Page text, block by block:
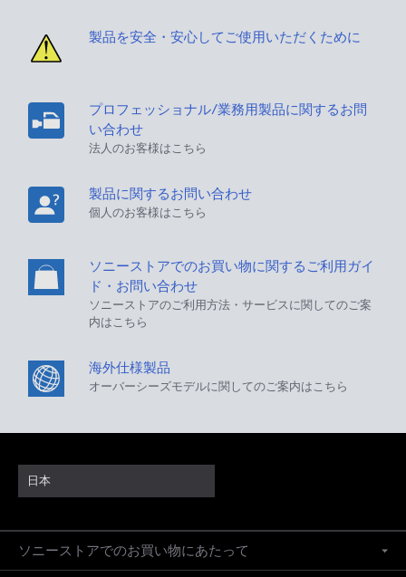
製品を安全・安心してご使用いただくために
プロフェッショナル/業務用製品に関するお問
い合わせ
法人のお客様はこちら
製品に関するお問い合わせ
個人のお客様はこちら
ソニーストアでのお買い物に関するご利用ガイ
ド・お問い合わせ
ソニーストアのご利用方法・サービスに関してのご案
内はこちら
海外仕様製品
オーバーシーズモデルに関してのご案内はこちら
日本
ソニーストアでのお買い物にあたって